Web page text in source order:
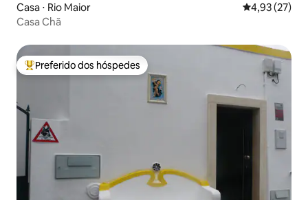
Casa ⋅ Rio Maior 4,93 de uma
4,93 (27)
Casa Chã
Entre os melhores preferidos dos hóspedes
Preferido dos hóspedes